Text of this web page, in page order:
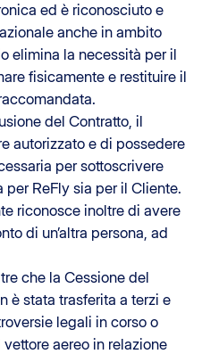
ed è riconosciuto e
anche in ambito
elimina la necessità per il
fisicamente e restituire il
del Contratto, il
autorizzato e di possedere
per sottoscrivere
ReFly sia per il Cliente.
riconosce inoltre di avere
di un’altra persona, ad
che la Cessione del
è stata trasferita a terzi e
legali in corso o
aereo in relazione